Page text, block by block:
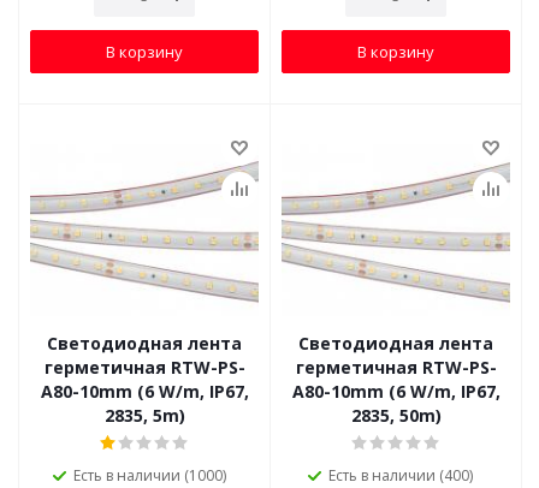
В корзину В корзину
Светодиодная лента
герметичная RTW-PS-
A80-10mm (6 W/m, IP67,
2835, 5m)
Есть в наличии (1000)
Светодиодная лента
герметичная RTW-PS-
A80-10mm (6 W/m, IP67,
2835, 50m)
Есть в наличии (400)